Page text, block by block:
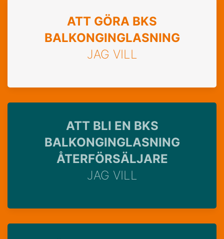
ATT GÖRA BKS
BALKONGINGLASNING
JAG VILL
ATT BLI EN BKS
BALKONGINGLASNING
ÅTERFÖRSÄLJARE
JAG VILL